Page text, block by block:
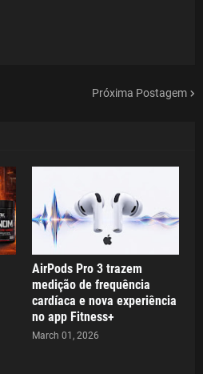
Próxima Postagem
AirPods Pro 3 trazem
medição de frequência
cardíaca e nova experiência
no app Fitness+
March 01, 2026